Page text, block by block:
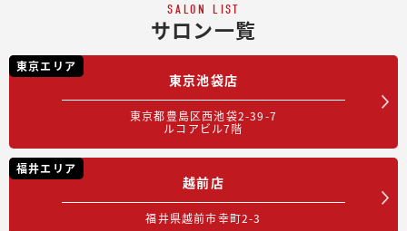
SALON LIST
サロン一覧
東京エリア
東京池袋店
東京都豊島区西池袋2-39-7
ルコアビル7階
福井エリア
越前店
福井県越前市幸町2-3